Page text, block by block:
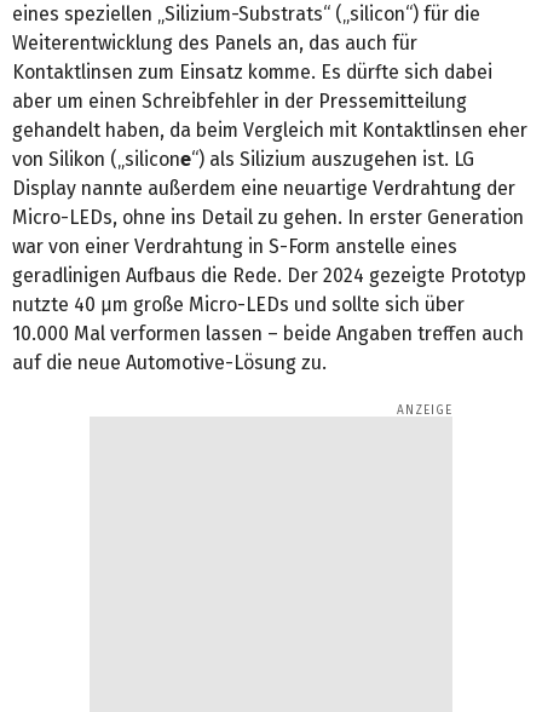
eines speziellen „Silizium-Substrats“ („silicon“) für die
Weiterentwicklung des Panels an, das auch für
Kontaktlinsen zum Einsatz komme. Es dürfte sich dabei
aber um einen Schreibfehler in der Pressemitteilung
gehandelt haben, da beim Vergleich mit Kontaktlinsen eher
von Silikon („silicone“) als Silizium auszugehen ist. LG
Display nannte außerdem eine neuartige Verdrahtung der
Micro-LEDs, ohne ins Detail zu gehen. In erster Generation
war von einer Verdrahtung in S-Form anstelle eines
geradlinigen Aufbaus die Rede. Der 2024 gezeigte Prototyp
nutzte 40 μm große Micro-LEDs und sollte sich über
10.000 Mal verformen lassen – beide Angaben treffen auch
auf die neue Automotive-Lösung zu.